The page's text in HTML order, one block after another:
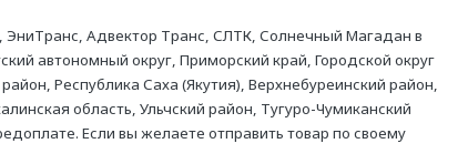
Адвектор Транс, СЛТК, Солнечный Магадан в
автономный округ, Приморский край, Городской округ
Республика Саха (Якутия), Верхнебуреинский район,
область, Ульчский район, Тугуро-Чумиканский
Если вы желаете отправить товар по своему